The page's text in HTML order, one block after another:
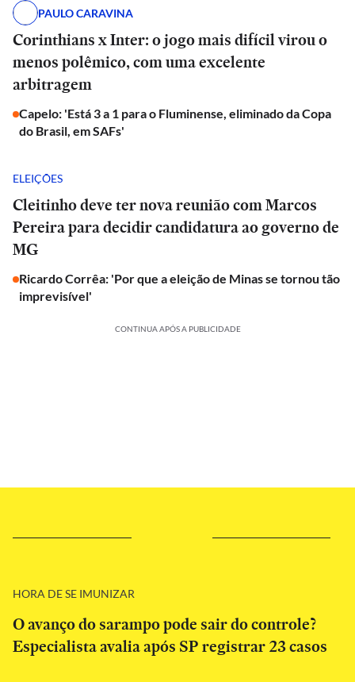
PAULO CARAVINA
Corinthians x Inter: o jogo mais difícil virou o
menos polêmico, com uma excelente
arbitragem
Capelo: 'Está 3 a 1 para o Fluminense, eliminado da Copa
do Brasil, em SAFs'
ELEIÇÕES
Cleitinho deve ter nova reunião com Marcos
Pereira para decidir candidatura ao governo de
MG
Ricardo Corrêa: 'Por que a eleição de Minas se tornou tão
imprevisível'
CONTINUA APÓS A PUBLICIDADE
HORA DE SE IMUNIZAR
O avanço do sarampo pode sair do controle?
Especialista avalia após SP registrar 23 casos